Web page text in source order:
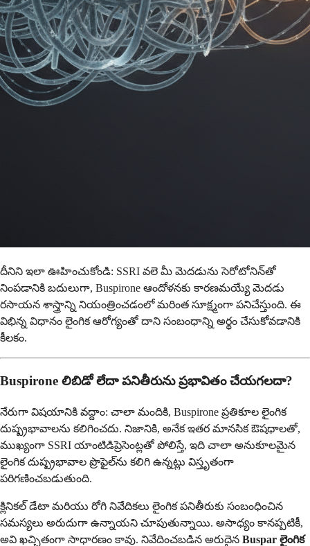
దీనిని ఇలా ఊహించుకోండి: SSRI వలె మీ మెదడును సెరోటోనిన్‌తో
నింపడానికి బదులుగా, Buspirone ఆందోళనకు కారణమయ్యే మెదడు
రసాయన శాస్త్రాన్ని నియంత్రించడంలో మరింత సూక్ష్మంగా పనిచేస్తుంది. ఈ
విభిన్న విధానం లైంగిక ఆరోగ్యంతో దాని సంబంధాన్ని అర్థం చేసుకోవడానికి
కీలకం.
Buspirone లిబిడో లేదా పనితీరును ప్రభావితం చేయగలదా?
నేరుగా విషయానికి వద్దాం: చాలా మందికి, Buspirone ప్రతికూల లైంగిక
దుష్ప్రభావాలను కలిగించదు. నిజానికి, అనేక ఇతర మానసిక ఔషధాలతో,
ముఖ్యంగా SSRI యాంటిడిప్రెసెంట్లతో పోలిస్తే, ఇది చాలా అనుకూలమైన
లైంగిక దుష్ప్రభావాల ప్రొఫైల్‌ను కలిగి ఉన్నట్లు విస్తృతంగా
పరిగణించబడుతుంది.
క్లినికల్ డేటా మరియు రోగి నివేదికలు లైంగిక పనితీరుకు సంబంధించిన
సమస్యలు అరుదుగా ఉన్నాయని చూపుతున్నాయి. అసాధ్యం కానప్పటికీ,
అవి ఖచ్చితంగా సాధారణం కావు. నివేదించబడిన అరుదైన Buspar లైంగిక